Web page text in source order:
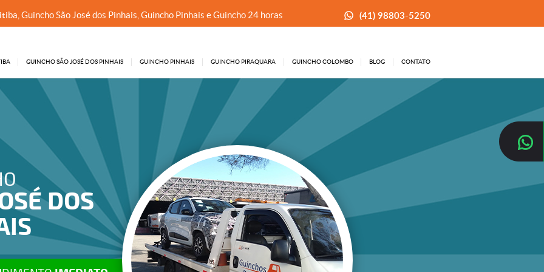
Guincho São José dos Pinhais, Guincho Pinhais e Guincho 24 horas (41) 98803-5250
GUINCHO SÃO JOSÉ DOS PINHAIS GUINCHO PINHAIS GUINCHO PIRAQUARA GUINCHO COLOMBO BLOG CONTATO
GUINCHO
CURITIBA
ATENDIMENTOIMEDIATO